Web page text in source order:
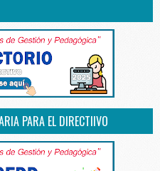
PARA EL DIRECTIIVO